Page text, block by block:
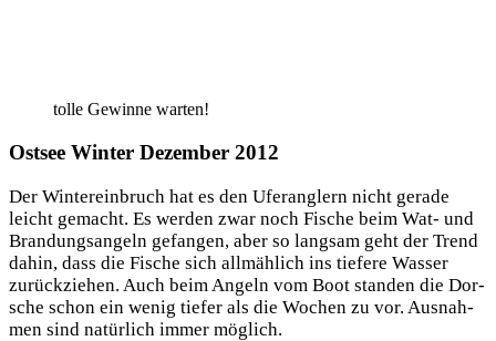
tol­le Gewin­ne warten!
Ostsee Winter Dezember 2012
Der Win­ter­ein­bruch hat es den Ufer­ang­lern nicht gera­de
leicht gemacht. Es wer­den zwar noch Fische beim Wat- und
Bran­dungs­an­geln gefan­gen, aber so lang­sam geht der Trend
dahin, dass die Fische sich all­mäh­lich ins tie­fe­re Was­ser
zurück­zie­hen. Auch beim Angeln vom Boot stan­den die Dor­
sche schon ein wenig tie­fer als die Wochen zu vor. Aus­nah­
men sind natür­lich immer möglich.